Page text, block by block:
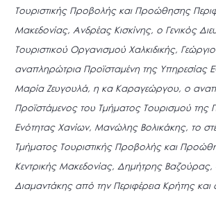
Τουριστικής Προβολής και Προώθησης
Μακεδονίας, Ανδρέας Κισκίνης, ο Γενικός
Τουριστικού Οργανισμού Χαλκιδικής,
αναπληρώτρια Προϊσταμένη της Υπηρεσίας
Μαρία Ζευγουλά, η κα Καραγεώργου, ο
Προϊστάμενος του Τμήματος Τουρισμού της
Ενότητας Χανίων, Μανώλης Βολικάκης, το
Τμήματος Τουριστικής Προβολής και
Κεντρικής Μακεδονίας, Δημήτρης
Διαμαντάκης από την Περιφέρεια Κρήτης και